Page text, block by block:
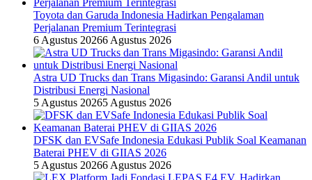
Toyota dan Garuda Indonesia Hadirkan Pengalaman
Perjalanan Premium Terintegrasi
6 Agustus 20266 Agustus 2026
Astra UD Trucks dan Trans Migasindo: Garansi Andil untuk
Distribusi Energi Nasional
5 Agustus 20265 Agustus 2026
DFSK dan EVSafe Indonesia Edukasi Publik Soal Keamanan
Baterai PHEV di GIIAS 2026
5 Agustus 20266 Agustus 2026